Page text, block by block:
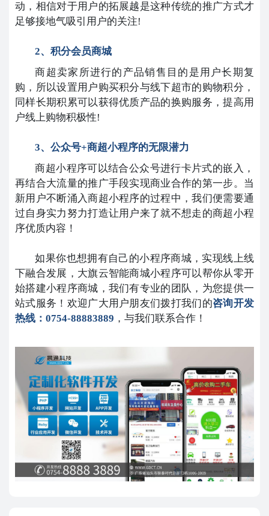
动，相信对于用户的拓展越是这种传统的推广方式才
足够接地气吸引用户的关注!
2、积分会员商城
商超卖家所进行的产品销售目的是用户长期复
购，所以设置用户购买积分与线下超市的购物积分，
同样长期积累可以获得优质产品的换购服务，提高用
户线上购物积极性!
3、公众号+商超小程序的无限潜力
商超小程序可以结合公众号进行卡片式的嵌入，
再结合大流量的推广手段实现商业合作的第一步。当
新用户不断涌入商超小程序的过程中，我们便需要通
过自身实力努力打造让用户来了就不想走的商超小程
序优质内容！
如果你也想拥有自己的小程序商城，实现线上线
下融合发展，大旗云智能商城小程序可以帮你从零开
始搭建小程序商城，我们有专业的团队，为您提供一
站式服务！欢迎广大用户朋友们拨打我们的咨询开发
热线：0754-88883889 ，与我们联系合作！